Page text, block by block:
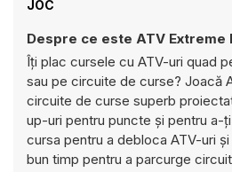
JOC
Despre ce este ATV Extreme
Îți plac cursele cu ATV-uri quad
sau pe circuite de curse? Joacă
circuite de curse superb
up-uri pentru puncte și pentru a-
cursa pentru a debloca ATV-uri
bun timp pentru a parcurge